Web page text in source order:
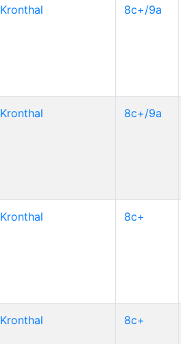
Kronthal 8c+/9a
Kronthal 8c+/9a
Kronthal 8c+
Kronthal 8c+